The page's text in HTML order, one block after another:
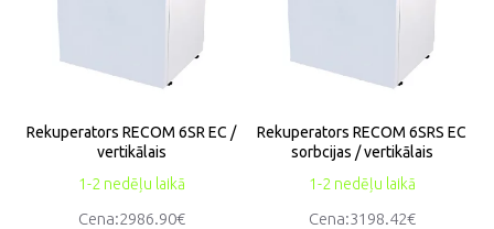
1-2 nedēļu laikā
Rekuperators RECOM 6SR EC /
vertikālais
Cena:2986.90€
1-2 nedēļu laikā
Rekuperators RECOM 6SRS EC
sorbcijas / vertikālais
Cena:3198.42€